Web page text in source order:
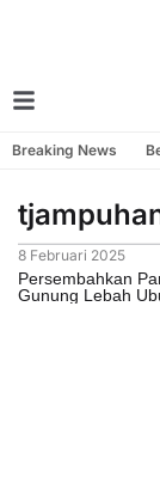
Breaking News
8 Februari 2025
Persembahkan
Gunung Lebah